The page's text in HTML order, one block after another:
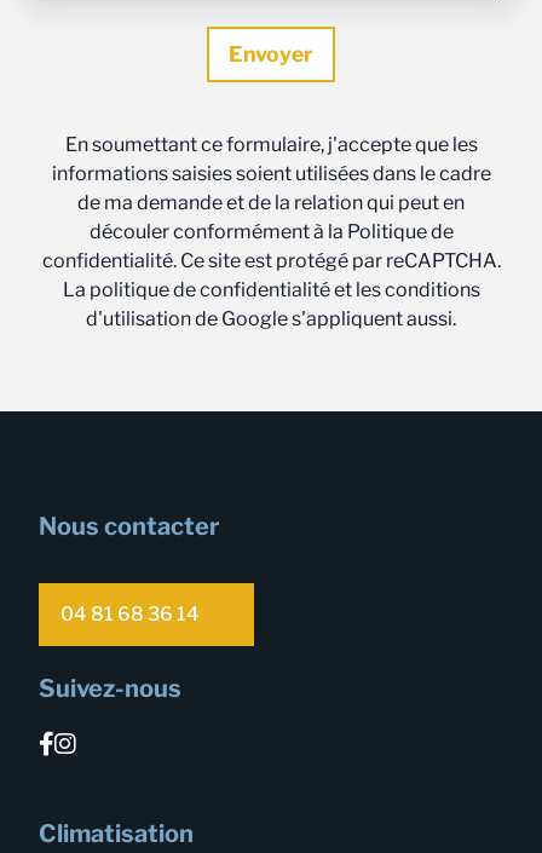
En soumettant ce formulaire, j'accepte que les
informations saisies soient utilisées dans le cadre
de ma demande et de la relation qui peut en
découler conformément à la Politique de
confidentialité. Ce site est protégé par reCAPTCHA.
La politique de confidentialité et les conditions
d'utilisation de Google s'appliquent aussi.
Nous contacter
04 81 68 36 14
Suivez-nous
Climatisation